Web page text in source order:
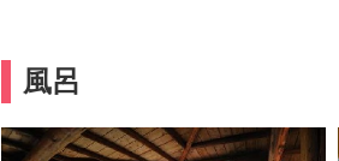
風呂